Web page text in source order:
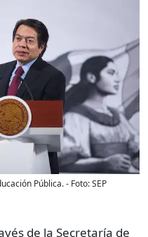
Pública.- Foto:SEP
de la Secretaría de